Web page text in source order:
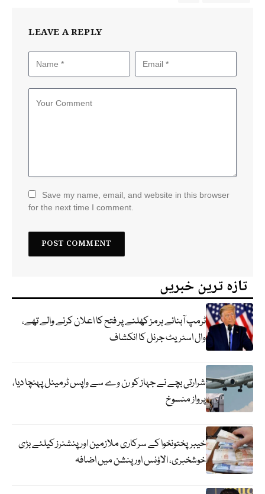
LEAVE A REPLY
Save my name, email, and website in this browser
for the next time I comment.
تازہ ترین خبریں
ٹرمپ آبنائے ہرمز کھلنے پر فتح کا اعلان کرنے والے تھے،
وال اسٹریٹ جرنل کا انکشاف
شرارتی بچے نے جہاز کو رن وے سے واپس ٹرمینل پہنچا دیا،
پرواز منسوخ
خیبرپختونخوا کے سرکاری ملازمین اور پنشنرز کیلئے بڑی
خوشخبری، الاؤنس اور پنشن میں اضافہ